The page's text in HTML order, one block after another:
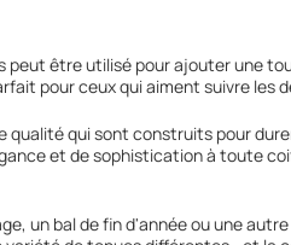
être utilisé pour ajouter une
pour ceux qui aiment suivre les
qui sont construits pour
et de sophistication à toute
un bal de fin d'année ou une